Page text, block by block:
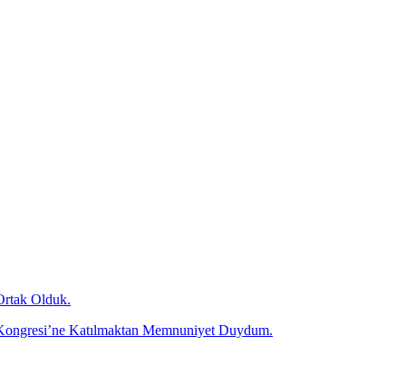
Olduk.
Katılmaktan Memnuniyet Duydum.